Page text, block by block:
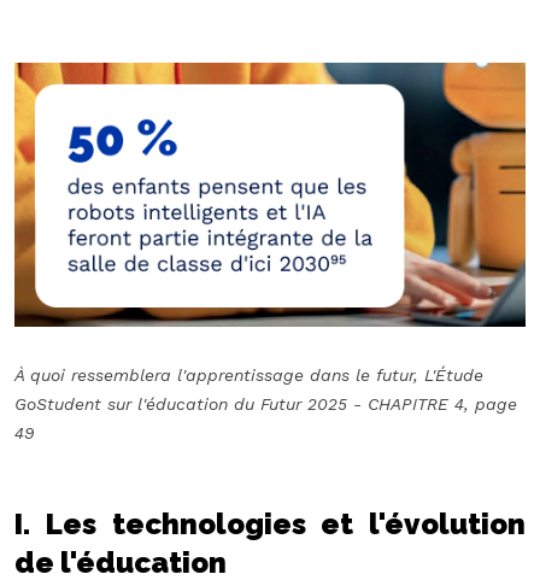
À quoi ressemblera l'apprentissage dans le futur, L'Étude
GoStudent sur l'éducation du Futur 2025 - CHAPITRE 4, page
49
I. Les technologies et l'évolution
de l'éducation